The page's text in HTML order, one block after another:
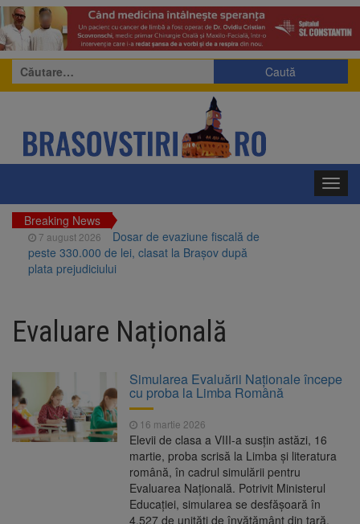
Caută
după:
Breaking News
7 august 2026
Dosar de evaziune fiscală de
peste 330.000 de lei, clasat la Brașov după
plata prejudiciului
sistarea plăților către Brai-Cata și Comprest.
Motivul: platforme de gunoi neigienizate
Piața Star din Brașov au fost demolate
7 august 2026
Platforma Belvedere de pe
Tâmpa intră în renovare. Contract de peste 1
milion de lei și termen de trei luni
Unul dintre cele mai mari
parcuri ale Brașovului va fi amenajat în
Evaluare Națională
Simularea Evaluării Naționale începe
cu proba la Limba Română
16 martie 2026
Elevii de clasa a VIII-a susțin astăzi, 16
martie, proba scrisă la Limba și literatura
română, în cadrul simulării pentru
Evaluarea Națională. Potrivit Ministerul
Educației, simularea se desfășoară în
4.527 de unități de învățământ din țară.